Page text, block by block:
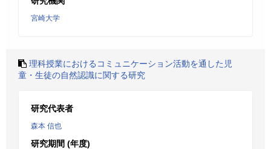
宮崎大学
理科授業におけるコミュニケーション活動を通した児
童・生徒の自然認識に関する研究
研究代表者
森本 信也
研究期間 (年度)